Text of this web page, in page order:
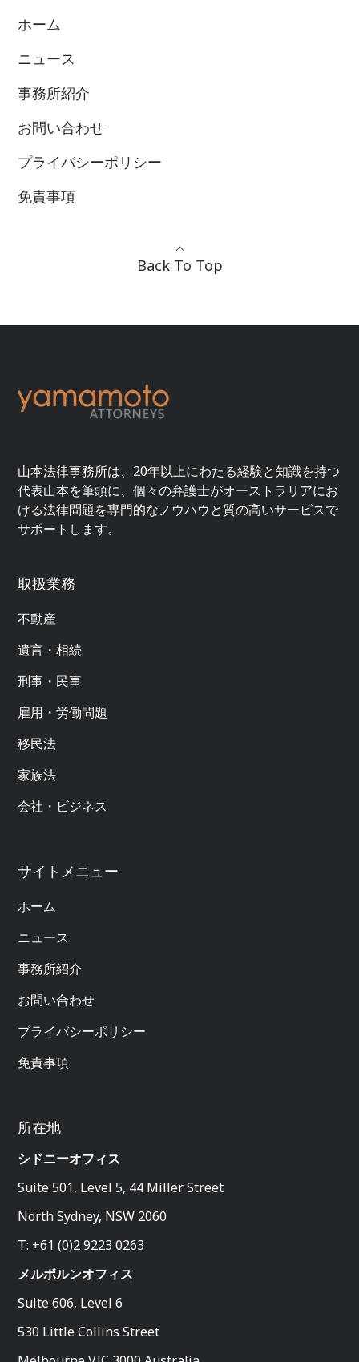
ホーム
ニュース
事務所紹介
お問い合わせ
プライバシーポリシー
免責事項
Back To Top
山本法律事務所は、20年以上にわたる経験と知識を持つ
代表山本を筆頭に、個々の弁護士がオーストラリアにお
ける法律問題を専門的なノウハウと質の高いサービスで
サポートします。
取扱業務
不動産
遺言・相続
刑事・民事
雇用・労働問題
移民法
家族法
会社・ビジネス
サイトメニュー
ホーム
ニュース
事務所紹介
お問い合わせ
プライバシーポリシー
免責事項
所在地
シドニーオフィス
Suite 501, Level 5, 44 Miller Street
North Sydney, NSW 2060
T: +61 (0)2 9223 0263
メルボルンオフィス
Suite 606, Level 6
530 Little Collins Street